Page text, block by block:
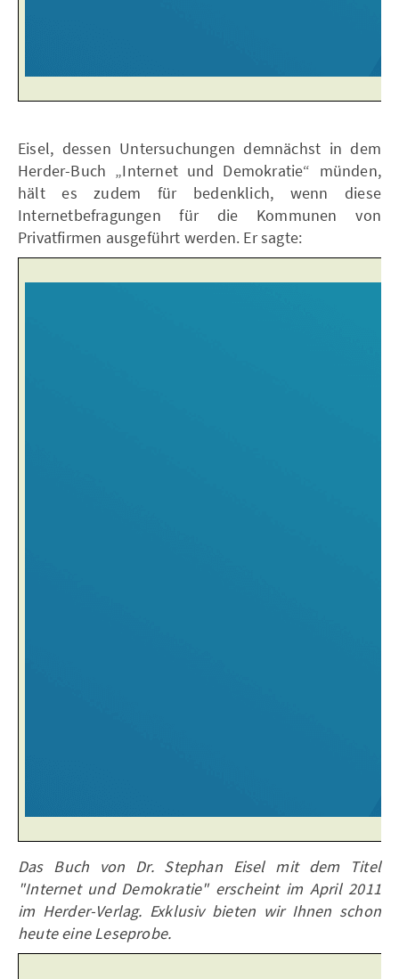
Eisel, dessen Untersuchungen demnächst in dem
Herder-Buch „Internet und Demokratie“ münden,
hält es zudem für bedenklich, wenn diese
Internetbefragungen für die Kommunen von
Privatfirmen ausgeführt werden. Er sagte:
Das Buch von Dr. Stephan Eisel mit dem Titel
"Internet und Demokratie" erscheint im April 2011
im Herder-Verlag. Exklusiv bieten wir Ihnen schon
heute eine Leseprobe.